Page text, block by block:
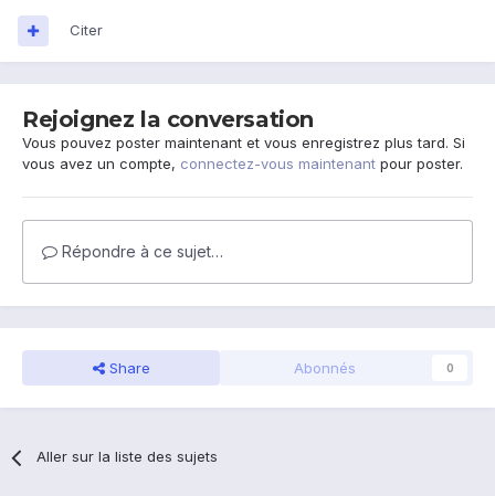
Citer
Rejoignez la conversation
Vous pouvez poster maintenant et vous enregistrez plus tard. Si
vous avez un compte, connectez-vous maintenant pour poster.
Répondre à ce sujet…
Share Abonnés 0
Aller sur la liste des sujets